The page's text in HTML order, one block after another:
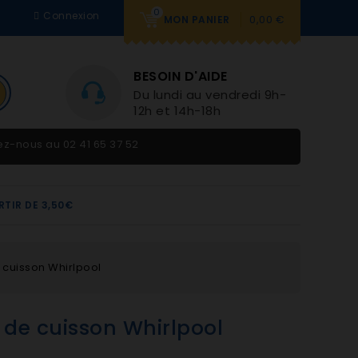
0
MON PANIER 0,00 €
Connexion
BESOIN D'AIDE
Du lundi au vendredi 9h-
12h et 14h-18h
nous au 02 41 65 37 52
DE 3,50€
Whirlpool
cuisson Whirlpool